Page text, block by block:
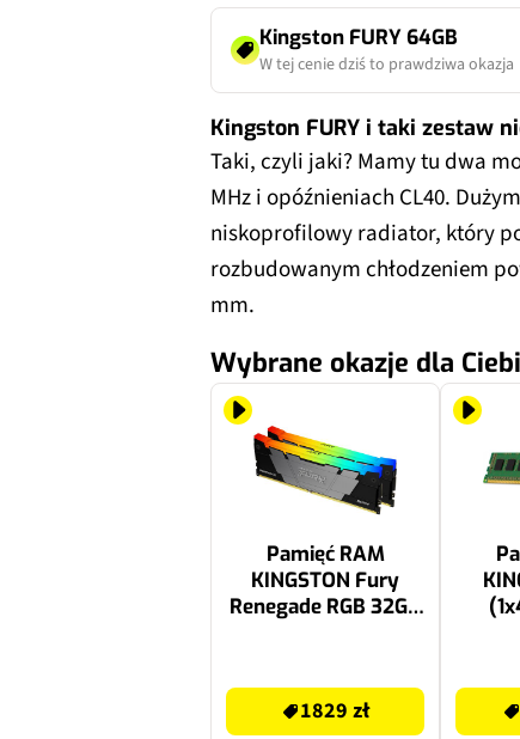
Kingston FURY 64GB
W tej cenie dziś to prawdziwa okazja
Kingston FURY i taki zestaw
Taki, czyli jaki? Mamy tu dwa
MHz i opóźnieniach CL40.
niskoprofilowy radiator, który
rozbudowanym chłodzeniem
mm.
Wybrane okazje dla
Pamięć RAM
KINGSTON Fury
Renegade RGB 32GB
1829 zł